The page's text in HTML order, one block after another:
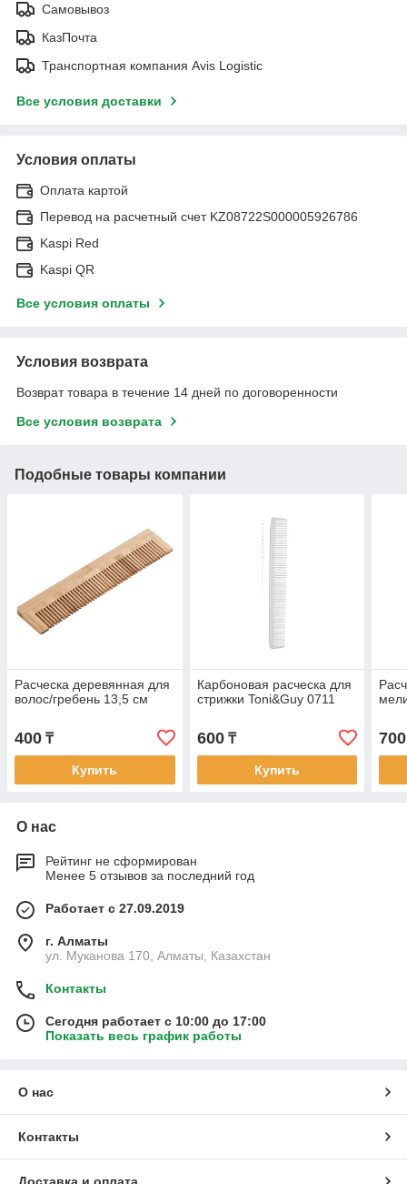
Самовывоз
КазПочта
Транспортная компания Avis Logistic
Все условия доставки
Условия оплаты
Оплата картой
Перевод на расчетный счет KZ08722S000005926786
Kaspi Red
Kaspi QR
Все условия оплаты
Условия возврата
Возврат товара в течение 14 дней по договоренности
Все условия возврата
Подобные товары компании
Расческа деревянная для
волос/гребень 13,5 см
400 ₸
Купить
Карбоновая расческа для
стрижки Toni&Guy 0711
600₸
Купить
700
О нас
Рейтинг не сформирован
Менее 5 отзывов за последний год
Работает с 27.09.2019
г. Алматы
ул. Муканова 170, Алматы, Казахстан
Контакты
Сегодня работает с 10:00 до 17:00
Показать весь график работы
О нас
Контакты